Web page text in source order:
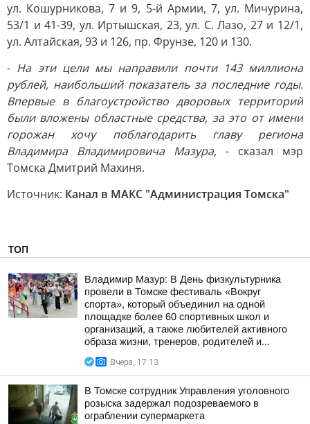
ул. Кошурникова, 7 и 9, 5-й Армии, 7, ул. Мичурина,
53/1 и 41-39, ул. Иртышская, 23, ул. С. Лазо, 27 и 12/1,
ул. Алтайская, 93 и 126, пр. Фрунзе, 120 и 130.
- На эти цели мы направили почти 143 миллиона
рублей, наибольший показатель за последние годы.
Впервые в благоустройство дворовых территорий
были вложены областные средства, за это от имени
горожан хочу поблагодарить главу региона
Владимира Владимировича Мазура, - сказал мэр
Томска Дмитрий Махиня.
Источник: Канал в МАКС "Администрация Томска"
ТОП
Владимир Мазур: В День физкультурника
провели в Томске фестиваль «Вокруг
спорта», который объединил на одной
площадке более 60 спортивных школ и
организаций, а также любителей активного
образа жизни, тренеров, родителей и...
Вчера, 17:13
В Томске сотрудник Управления уголовного
розыска задержал подозреваемого в
ограблении супермаркета